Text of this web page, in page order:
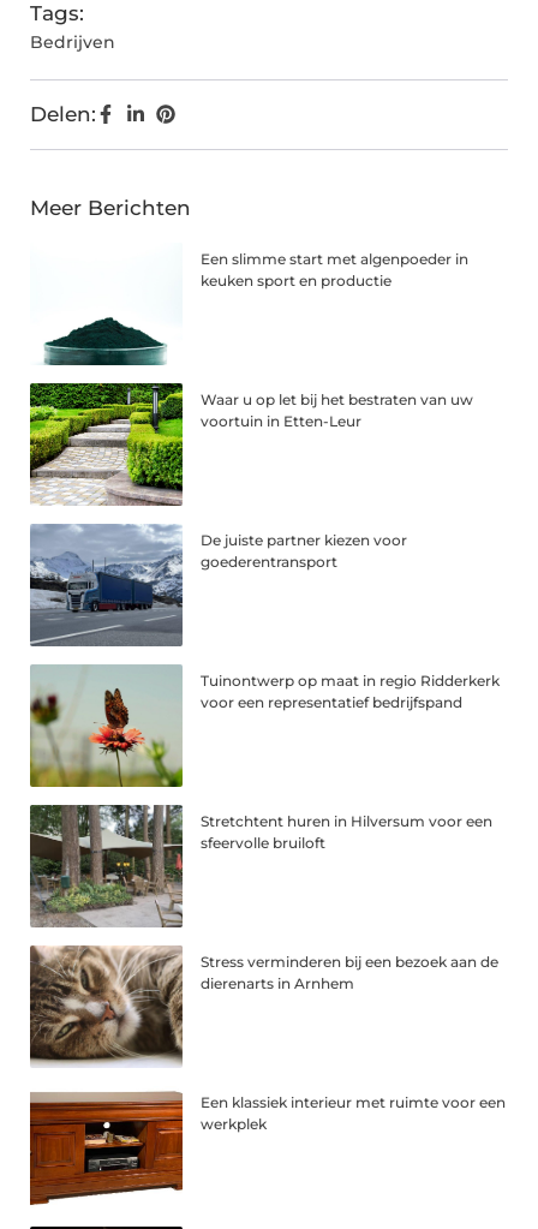
Tags:
Bedrijven
Delen:
Meer Berichten
Een slimme start met algenpoeder in
keuken sport en productie
Waar u op let bij het bestraten van uw
voortuin in Etten-Leur
De juiste partner kiezen voor
goederentransport
Tuinontwerp op maat in regio Ridderkerk
voor een representatief bedrijfspand
Stretchtent huren in Hilversum voor een
sfeervolle bruiloft
Stress verminderen bij een bezoek aan de
dierenarts in Arnhem
Een klassiek interieur met ruimte voor een
werkplek